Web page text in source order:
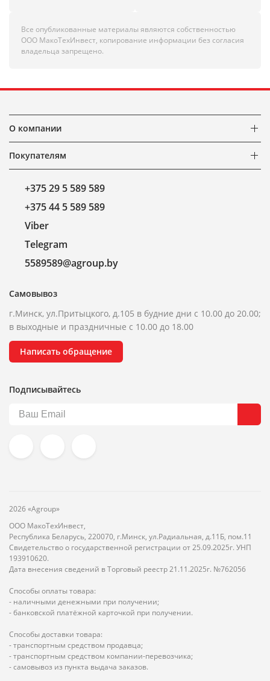
Все опубликованные материалы являются собственностью
ООО МакоТехИнвест, копирование информации без согласия
владельца запрещено.
О компании
Покупателям
+375 29 5 589 589
+375 44 5 589 589
Viber
Telegram
5589589@agroup.by
Самовывоз
г.Минск, ул.Притыцкого, д.105 в будние дни с 10.00 до 20.00;
в выходные и праздничные с 10.00 до 18.00
Написать обращение
Подписывайтесь
2026 «Agroup»
ООО МакоТехИнвест,
Республика Беларусь, 220070, г.Минск, ул.Радиальная, д.11Б, пом.11
Свидетельство о государственной регистрации от 25.09.2025г. УНП
193910620.
Дата внесения сведений в Торговый реестр 21.11.2025г. №762056
Способы оплаты товара:
- наличными денежными при получении;
- банковской платёжной карточкой при получении.
Способы доставки товара:
- транспортным средством продавца;
- транспортным средством компании-перевозчика;
- самовывоз из пункта выдача заказов.